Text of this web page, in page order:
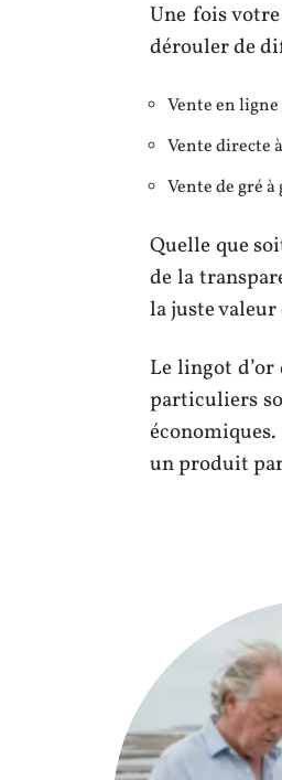
Une fois
dérouler de
Vente en
Vente directe
Vente de gré
Quelle que
de la
la juste
Le lingot
particuliers
un produit